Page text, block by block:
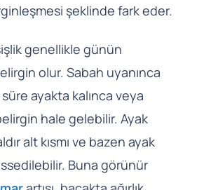
şeklinde fark eder.
genellikle günün
olur. Sabah uyanınca
ayakta kalınca veya
hale gelebilir. Ayak
alt kısmı ve bazen ayak
Buna görünür